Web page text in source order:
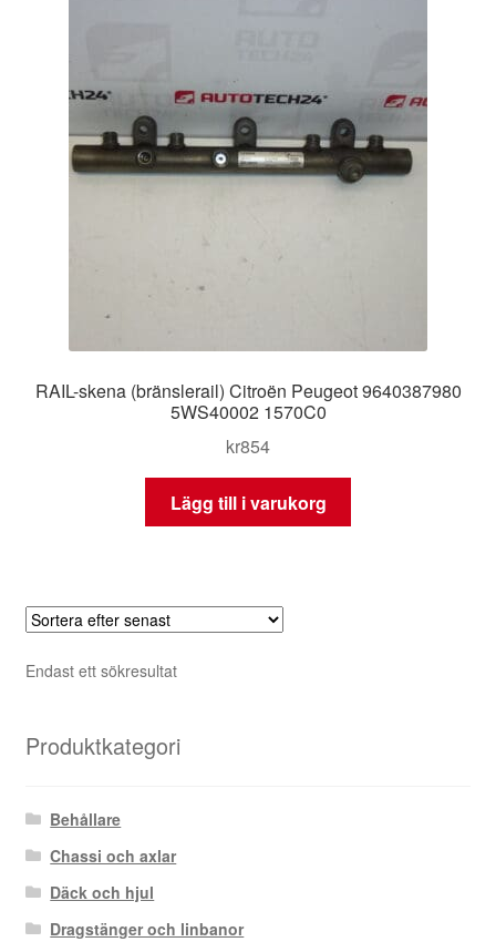
RAIL-skena (bränslerail) Citroën Peugeot 9640387980
5WS40002 1570C0
kr854
Lägg till i varukorg
Endast ett sökresultat
Produktkategori
Behållare
Chassi och axlar
Däck och hjul
Dragstänger och linbanor